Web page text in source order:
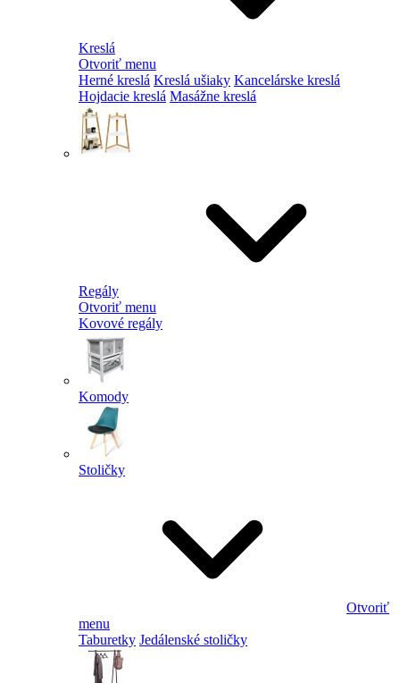
Kreslá
Otvoriť menu
Herné kreslá Kreslá ušiaky Kancelárske kreslá
Hojdacie kreslá Masážne kreslá
Regály
Otvoriť menu
Kovové regály
Komody
Stoličky
Otvoriť
menu
Taburetky Jedálenské stoličky